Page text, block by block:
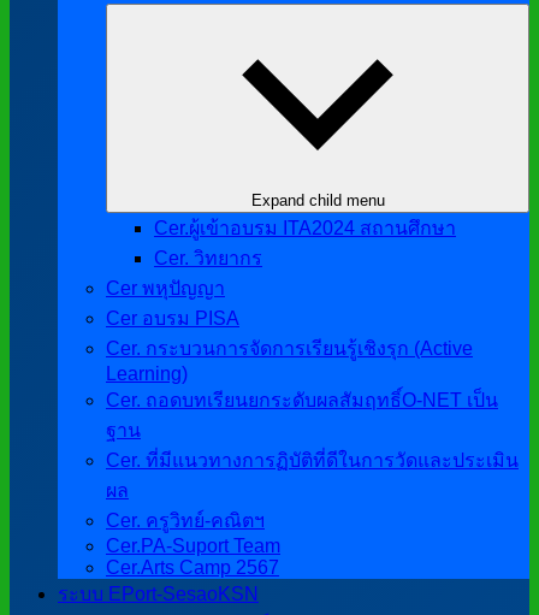
Expand child menu
Cer.ผู้เข้าอบรม ITA2024 สถานศึกษา
Cer. วิทยากร
Cer พหุปัญญา
Cer อบรม PISA
Cer. กระบวนการจัดการเรียนรู้เชิงรุก (Active
Learning)
Cer. ถอดบทเรียนยกระดับผลสัมฤทธิ์O-NET เป็น
ฐาน
Cer. ที่มีแนวทางการฏิบัติที่ดีในการวัดและประเมิน
ผล
Cer. ครูวิทย์-คณิตฯ
Cer.PA-Suport Team
Cer.Arts Camp 2567
ระบบ EPort-SesaoKSN